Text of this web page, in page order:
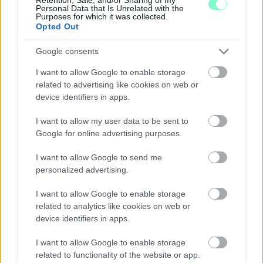
Personal Data that Is Unrelated with the
Purposes for which it was collected.
Opted Out
Google consents
I want to allow Google to enable storage
related to advertising like cookies on web or
device identifiers in apps.
I want to allow my user data to be sent to
Google for online advertising purposes.
I want to allow Google to send me
personalized advertising.
I want to allow Google to enable storage
related to analytics like cookies on web or
device identifiers in apps.
I want to allow Google to enable storage
related to functionality of the website or app.
Kelemen Krisztián, szóval mindenkit csak buzdítani tud egy
hasonló programra.
Czeglédy annyit tesz hozzá, hogy végre a kicsit mostoha
gyerekként kezelt Derkovits-lakótelepen is rendesen nyírják a
füvet. Hiányosság csupán annyi van, hogy a lenyírt füvet nem
sperik le a járdákról.
Ágh Ernő sem ért egyet az előírt szemétszedéssel.
19:25 - Pályázatból újítanák fel az
Achim András utcát
Már meg is szavazták. Már csak a sikeres pályázat kell és meg is
vagyunk.
19:22 - Szavaznak
Megszavazzák a parkolási rend módosítását is.
Illés sorolja az általa elfogadhatónak tartott parkolási ötleteket.